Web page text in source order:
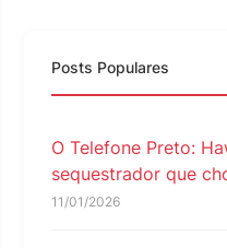
Posts Populares
O Telefone Preto:
sequestrador que
11/01/2026